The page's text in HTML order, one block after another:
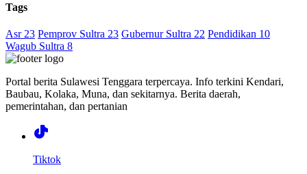
Tags
Asr 23 Pemprov Sultra 23 Gubernur Sultra 22 Pendidikan 10
Wagub Sultra 8
Portal berita Sulawesi Tenggara terpercaya. Info terkini Kendari,
Baubau, Kolaka, Muna, dan sekitarnya. Berita daerah,
pemerintahan, dan pertanian
Tiktok